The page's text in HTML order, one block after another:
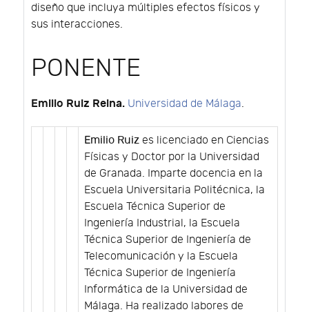
diseño que incluya múltiples efectos físicos y
sus interacciones.
PONENTE
Emilio Ruiz Reina. Universidad de Málaga.
Emilio Ruiz es licenciado en Ciencias
Físicas y Doctor por la Universidad
de Granada. Imparte docencia en la
Escuela Universitaria Politécnica, la
Escuela Técnica Superior de
Ingeniería Industrial, la Escuela
Técnica Superior de Ingeniería de
Telecomunicación y la Escuela
Técnica Superior de Ingeniería
Informática de la Universidad de
Málaga. Ha realizado labores de